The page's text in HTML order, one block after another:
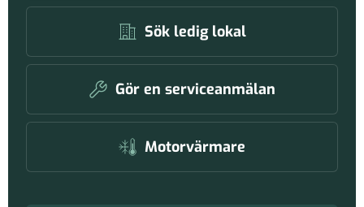
Sök ledig lokal
Gör en serviceanmälan
Motorvärmare